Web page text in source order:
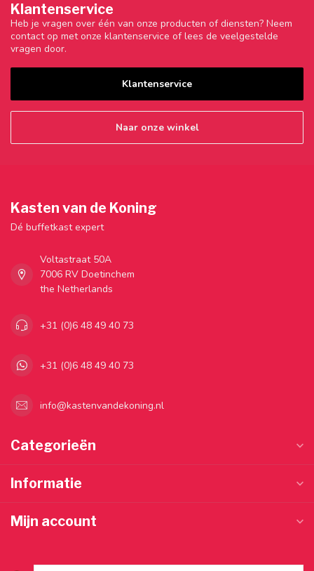
Klantenservice
Heb je vragen over één van onze producten of diensten? Neem
contact op met onze klantenservice of lees de veelgestelde
vragen door.
Klantenservice
Naar onze winkel
Kasten van de Koning
Dé buffetkast expert
Voltastraat 50A
7006 RV Doetinchem
the Netherlands
+31 (0)6 48 49 40 73
+31 (0)6 48 49 40 73
info@kastenvandekoning.nl
Categorieën
Informatie
Mijn account